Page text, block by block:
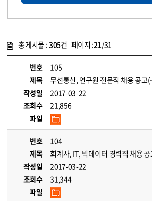
총게시물 :305건 페이지 :21/31
번호
105
제목
무선통신, 연구원 전문직 채용 공
작성일
2017-03-22
조회수
21,856
파일
번호
104
제목
회계사, IT, 빅데이터 경력직 채용
작성일
2017-03-22
조회수
31,344
파일